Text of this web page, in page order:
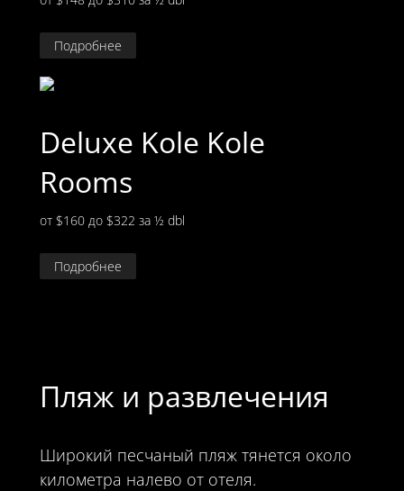
Подробнее
Deluxe Kole Kole
Rooms
от $160 до $322 за ½ dbl
Подробнее
Пляж и развлечения
Широкий песчаный пляж тянется около
километра налево от отеля.